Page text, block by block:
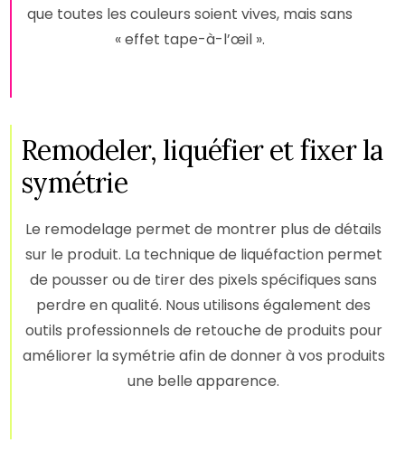
que toutes les couleurs soient vives, mais sans
« effet tape-à-l’œil ».
Remodeler, liquéfier et fixer la
symétrie
Le remodelage permet de montrer plus de détails
sur le produit. La technique de liquéfaction permet
de pousser ou de tirer des pixels spécifiques sans
perdre en qualité. Nous utilisons également des
outils professionnels de retouche de produits pour
améliorer la symétrie afin de donner à vos produits
une belle apparence.